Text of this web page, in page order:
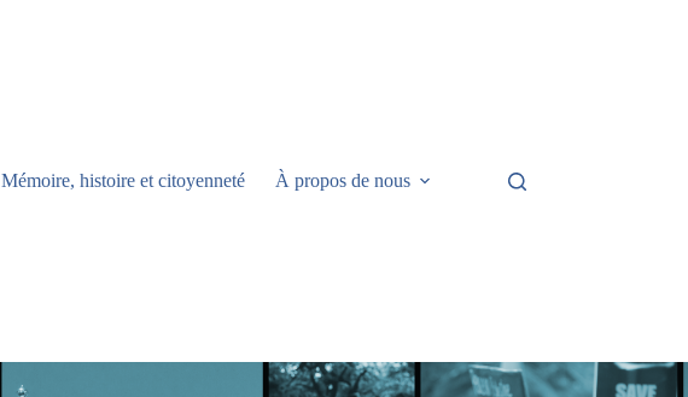
Mémoire, histoire et citoyenneté À propos de nous